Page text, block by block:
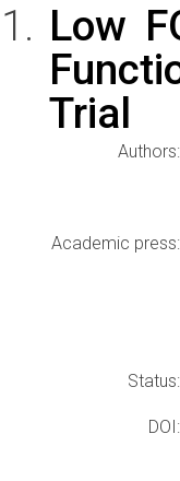
Low
Trial
Authors:
Academic press:
Status:
DOI: